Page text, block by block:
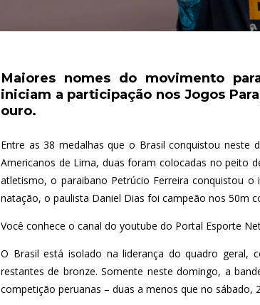
Maiores nomes do movimento
iniciam a participação nos Jogos
ouro.
Entre as 38 medalhas que o Brasil conquistou neste
Americanos de Lima, duas foram colocadas no peito
atletismo, o paraibano Petrúcio Ferreira conquistou
natação, o paulista Daniel Dias foi campeão nos 50m
Você conhece o canal do youtube do Portal Esporte
O Brasil está isolado na liderança do quadro geral,
restantes de bronze. Somente neste domingo, a
competição peruanas – duas a menos que no sábado,